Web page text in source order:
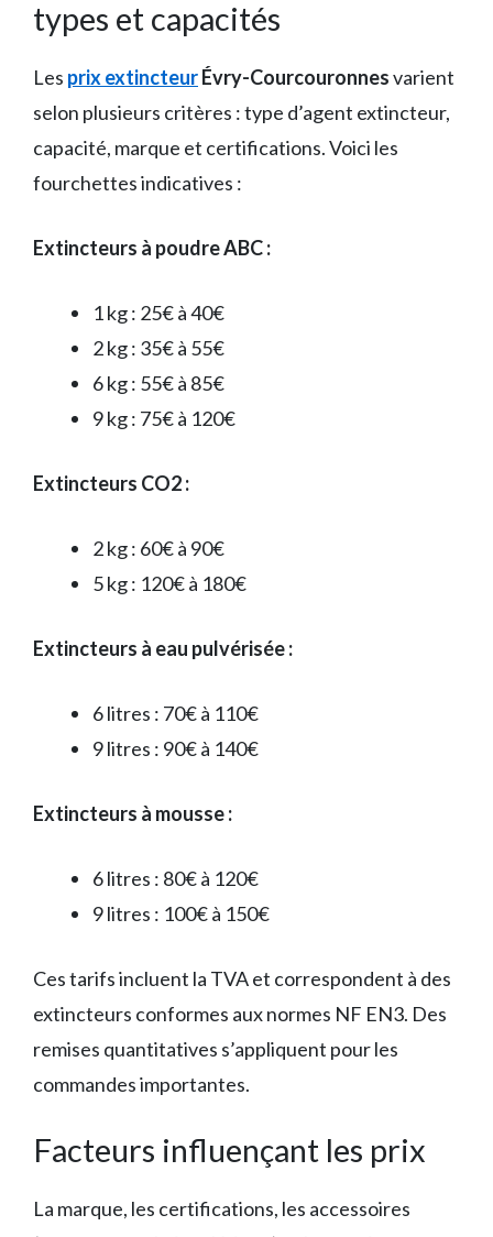
types et capacités
Les prix extincteurÉvry-Courcouronnesvarient
selon plusieurs critères : type d’agent extincteur,
capacité, marque et certifications. Voici les
fourchettes indicatives :
Extincteurs à poudre ABC :
1 kg : 25€ à 40€
2 kg : 35€ à 55€
6 kg : 55€ à 85€
9 kg : 75€ à 120€
Extincteurs CO2 :
2 kg : 60€ à 90€
5 kg : 120€ à 180€
Extincteurs à eau pulvérisée :
6 litres : 70€ à 110€
9 litres : 90€ à 140€
Extincteurs à mousse :
6 litres : 80€ à 120€
9 litres : 100€ à 150€
Ces tarifs incluent la TVA et correspondent à des
extincteurs conformes aux normes NF EN3. Des
remises quantitatives s’appliquent pour les
commandes importantes.
Facteurs influençant les prix
La marque, les certifications, les accessoires